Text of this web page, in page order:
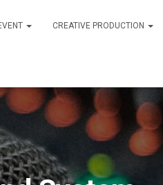
CREATIVE PRODUCTION